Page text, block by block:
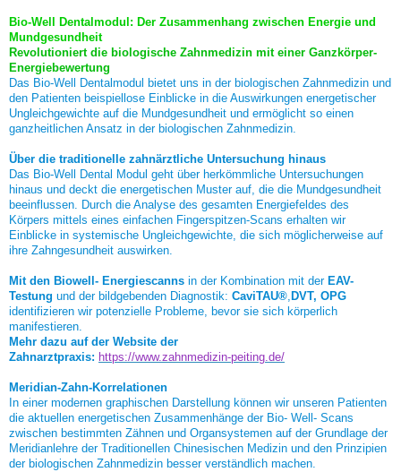
Bio-Well Dentalmodul: Der Zusammenhang zwischen Energie und
Mundgesundheit
Revolutioniert die biologische Zahnmedizin mit einer Ganzkörper-
Energiebewertung
Das Bio-Well Dentalmodul bietet uns in der biologischen Zahnmedizin und
den Patienten beispiellose Einblicke in die Auswirkungen energetischer
Ungleichgewichte auf die Mundgesundheit und ermöglicht so einen
ganzheitlichen Ansatz in der biologischen Zahnmedizin.
Über die traditionelle zahnärztliche Untersuchung hinaus
Das Bio-Well Dental Modul geht über herkömmliche Untersuchungen
hinaus und deckt die energetischen Muster auf, die die Mundgesundheit
beeinflussen. Durch die Analyse des gesamten Energiefeldes des
Körpers mittels eines einfachen Fingerspitzen-Scans erhalten wir
Einblicke in systemische Ungleichgewichte, die sich möglicherweise auf
ihre Zahngesundheit auswirken.
Mit den Biowell- Energiescanns in der Kombination mit der EAV-
Testung und der bildgebenden Diagnostik: CaviTAU®, DVT, OPG
identifizieren wir potenzielle Probleme, bevor sie sich körperlich
manifestieren.
Mehr dazu auf der Website der
Zahnarztpraxis: https://www.zahnmedizin-peiting.de/
Meridian-Zahn-Korrelationen
In einer modernen graphischen Darstellung können wir unseren Patienten
die aktuellen energetischen Zusammenhänge der Bio- Well- Scans
zwischen bestimmten Zähnen und Organsystemen auf der Grundlage der
Meridianlehre der Traditionellen Chinesischen Medizin und den Prinzipien
der biologischen Zahnmedizin besser verständlich machen.